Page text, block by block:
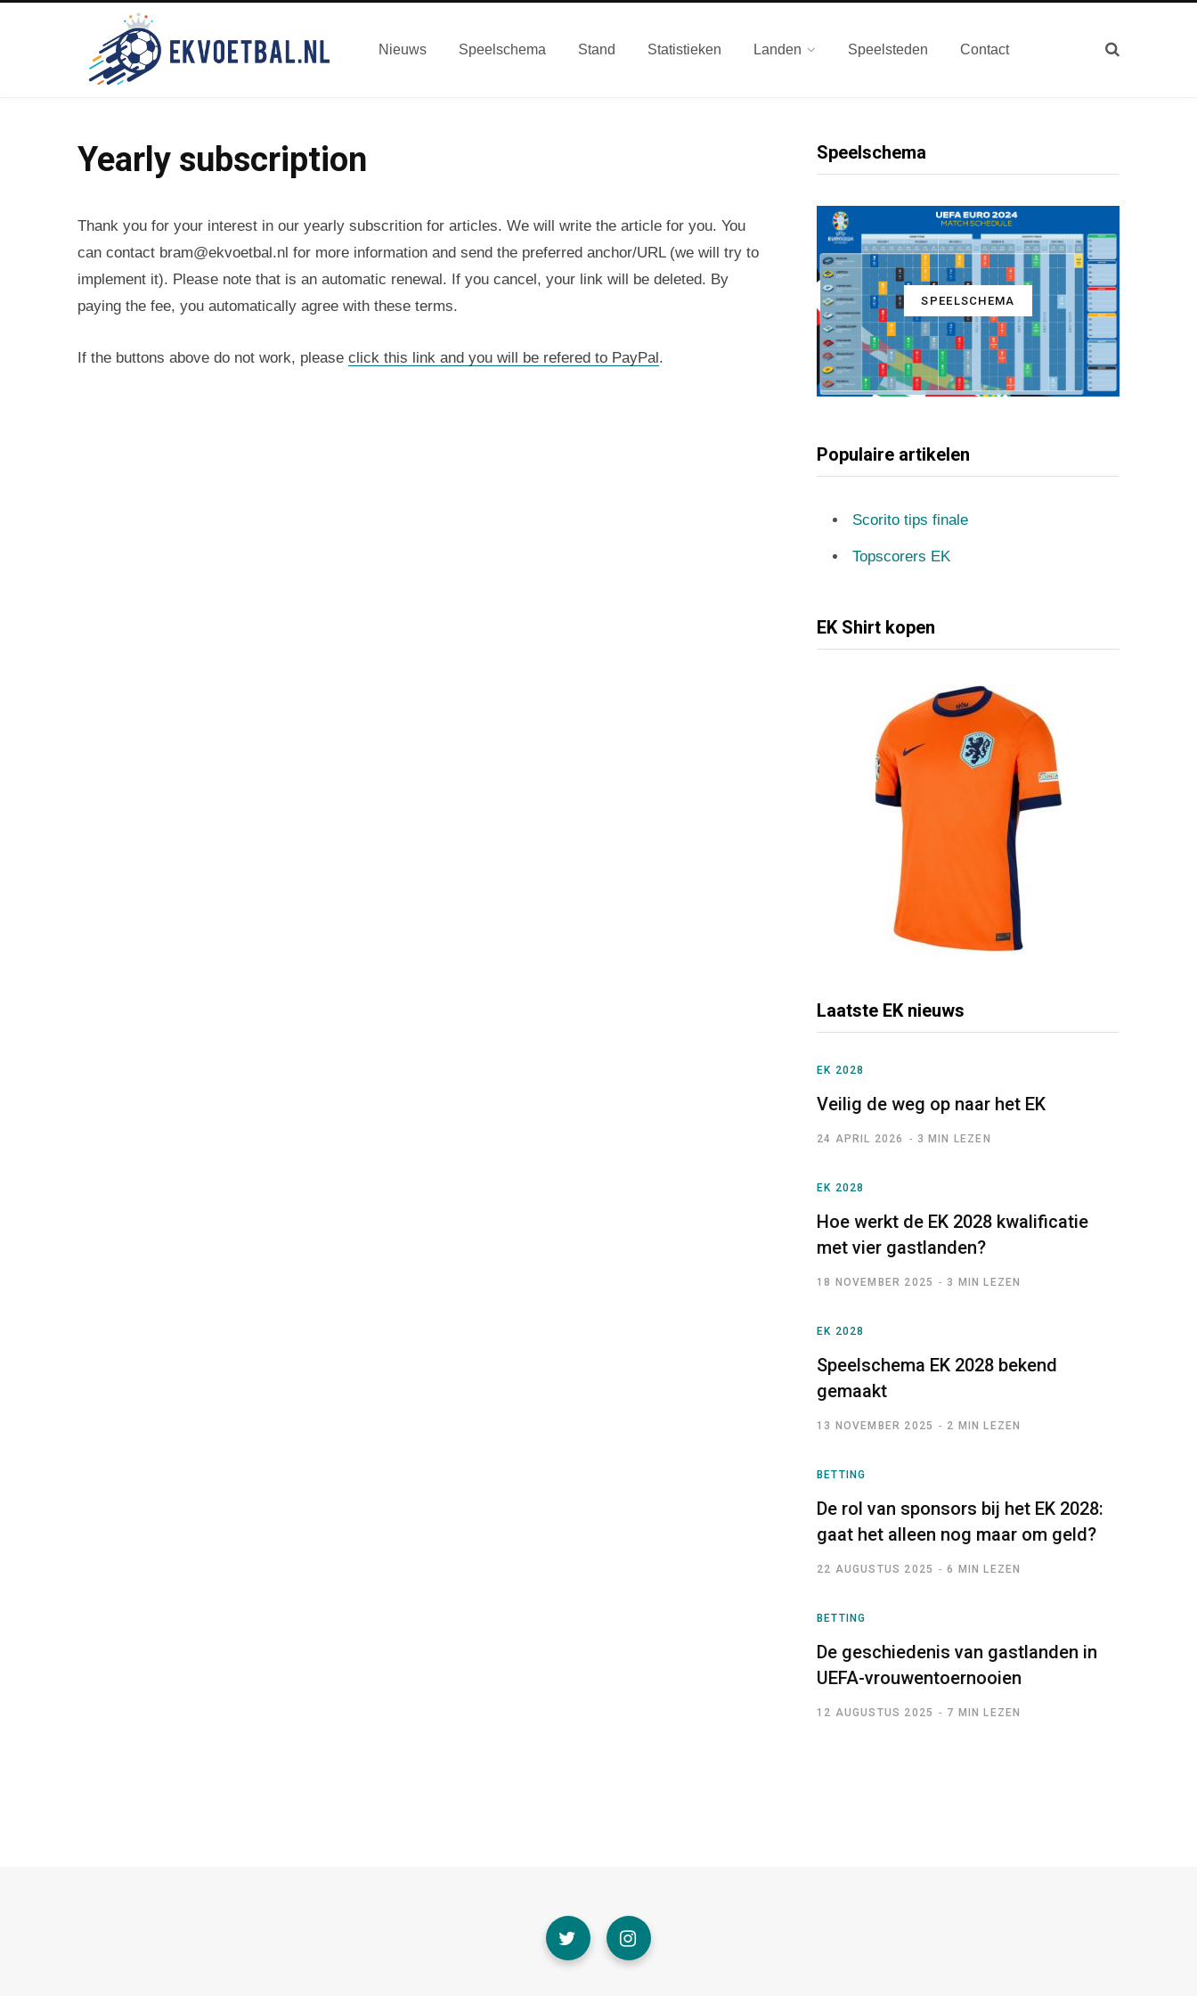
Nieuws Speelschema Stand Statistieken Landen Speelsteden Contact
Yearly subscription
Thank you for your interest in our yearly subscrition for articles. We will write the article for you. You
can contact bram@ekvoetbal.nl for more information and send the preferred anchor/URL (we will try to
implement it). Please note that is an automatic renewal. If you cancel, your link will be deleted. By
paying the fee, you automatically agree with these terms.
If the buttons above do not work, please click this link and you will be refered to PayPal.
Speelschema
SPEELSCHEMA
Populaire artikelen
Scorito tips finale
Topscorers EK
EK Shirt kopen
Laatste EK nieuws
EK 2028
Veilig de weg op naar het EK
24 APRIL 2026 3 MIN LEZEN
EK 2028
Hoe werkt de EK 2028 kwalificatie
met vier gastlanden?
18 NOVEMBER 2025 3 MIN LEZEN
EK 2028
Speelschema EK 2028 bekend
gemaakt
13 NOVEMBER 2025 2 MIN LEZEN
BETTING
De rol van sponsors bij het EK 2028:
gaat het alleen nog maar om geld?
22 AUGUSTUS 2025 6 MIN LEZEN
BETTING
De geschiedenis van gastlanden in
UEFA-vrouwentoernooien
12 AUGUSTUS 2025 7 MIN LEZEN